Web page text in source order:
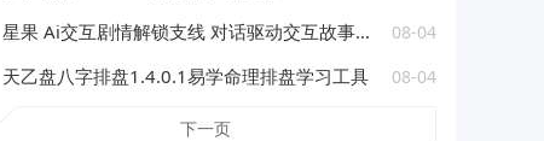
星果 Ai交互剧情解锁支线 对话驱动交互故事剧情 08-04
天乙盘八字排盘1.4.0.1易学命理排盘学习工具 08-04
下一页